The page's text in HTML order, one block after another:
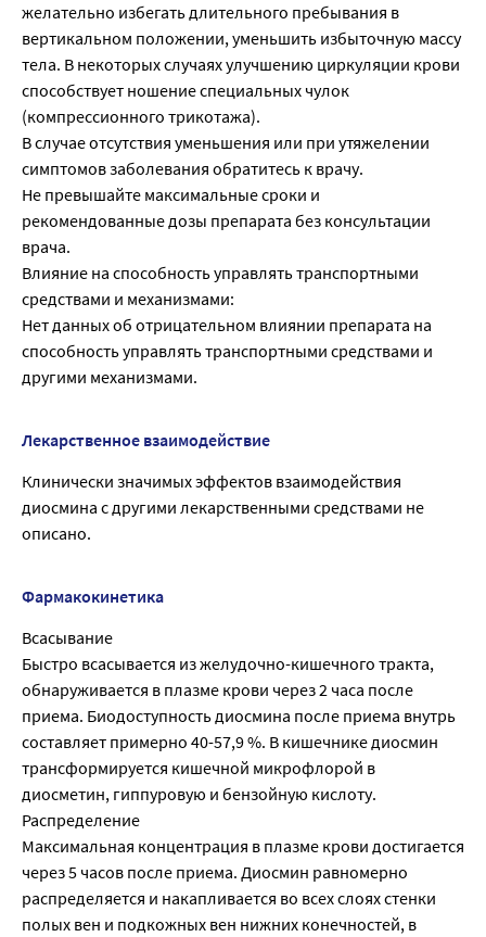
желательно избегать длительного пребывания в
вертикальном положении, уменьшить избыточную массу
тела. В некоторых случаях улучшению циркуляции крови
способствует ношение специальных чулок
(компрессионного трикотажа).
В случае отсутствия уменьшения или при утяжелении
симптомов заболевания обратитесь к врачу.
Не превышайте максимальные сроки и
рекомендованные дозы препарата без консультации
врача.
Влияние на способность управлять транспортными
средствами и механизмами:
Нет данных об отрицательном влиянии препарата на
способность управлять транспортными средствами и
другими механизмами.
Лекарственное взаимодействие
Клинически значимых эффектов взаимодействия
диосмина с другими лекарственными средствами не
описано.
Фармакокинетика
Всасывание
Быстро всасывается из желудочно-кишечного тракта,
обнаруживается в плазме крови через 2 часа после
приема. Биодоступность диосмина после приема внутрь
составляет примерно 40-57,9 %. В кишечнике диосмин
трансформируется кишечной микрофлорой в
диосметин, гиппуровую и бензойную кислоту.
Распределение
Максимальная концентрация в плазме крови достигается
через 5 часов после приема. Диосмин равномерно
распределяется и накапливается во всех слоях стенки
полых вен и подкожных вен нижних конечностей, в